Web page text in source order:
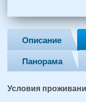
и
2
детей
(возраст
и
лет):
Описание
Панорама
Условия